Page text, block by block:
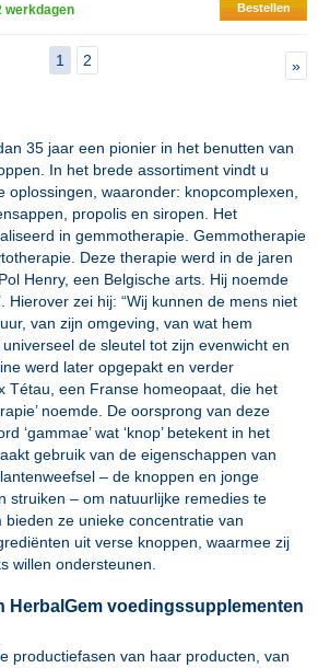
werkdagen Bestellen
1 2 »
35 jaar een pionier in het benutten van
In het brede assortiment vindt u
oplossingen, waaronder: knopcomplexen,
propolis en siropen. Het
in gemmotherapie. Gemmotherapie
Deze therapie werd in de jaren
Henry, een Belgische arts. Hij noemde
Hierover zei hij: “Wij kunnen de mens niet
van zijn omgeving, van wat hem
de sleutel tot zijn evenwicht en
werd later opgepakt en verder
Tétau, een Franse homeopaat, die het
noemde. De oorsprong van deze
‘gammae’ wat ‘knop’ betekent in het
gebruik van de eigenschappen van
– de knoppen en jonge
struiken – om natuurlijke remedies te
ze unieke concentratie van
uit verse knoppen, waarmee zij
willen ondersteunen.
HerbalGem voedingssupplementen
productiefasen van haar producten, van